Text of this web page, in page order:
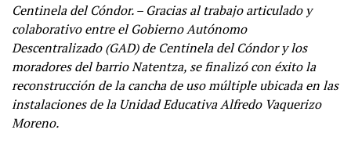
Centinela del Cóndor. – Gracias al trabajo articulado y
colaborativo entre el Gobierno Autónomo
Descentralizado (GAD) de Centinela del Cóndor y los
moradores del barrio Natentza, se finalizó con éxito la
reconstrucción de la cancha de uso múltiple ubicada en las
instalaciones de la Unidad Educativa Alfredo Vaquerizo
Moreno.